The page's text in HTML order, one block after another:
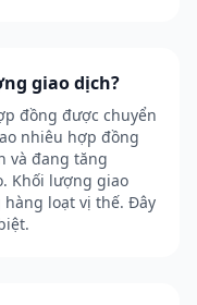
giao dịch?
đồng được chuyển
nhiêu hợp đồng
và đang tăng
Khối lượng giao
loạt vị thế. Đây